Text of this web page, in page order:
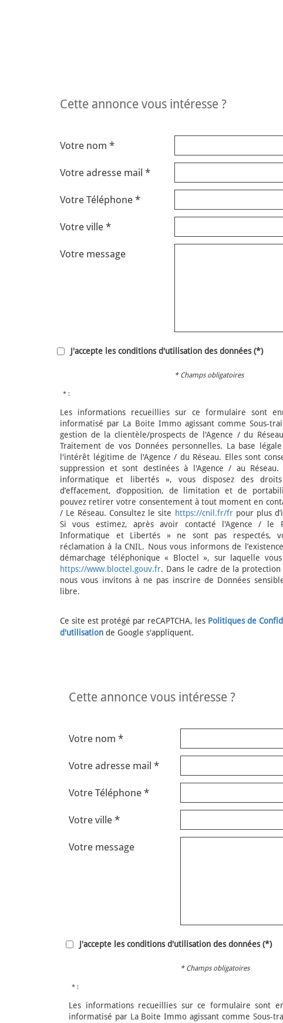
cette annonce vous intéresse ?
Votre nom *
Votre adresse mail *
Votre Téléphone *
Votre ville *
Votre message
J'accepte les conditions d'utilisation des données (*)
* Champs obligatoires
* :
Les informations recueillies sur ce formulaire sont
informatisé par La Boite Immo agissant comme Sous-
gestion de la clientèle/prospects de l'Agence / du
Traitement de vos Données personnelles. La base
l'intérêt légitime de l'Agence / du Réseau. Elles sont
suppression et sont destinées à l'Agence / au
informatique et libertés », vous disposez des droits
d’effacement, d’opposition, de limitation et de
pouvez retirer votre consentement à tout moment en
/ Le Réseau. Consultez le site https://cnil.fr/frpour plus
Si vous estimez, après avoir contacté l'Agence / le
Informatique et Libertés » ne sont pas respectés,
réclamation à la CNIL. Nous vous informons de
démarchage téléphonique « Bloctel », sur laquelle
https://www.bloctel.gouv.fr. Dans le cadre de la
nous vous invitons à ne pas inscrire de Données
libre.
Ce site est protégé par reCAPTCHA, les Politiques de
d'utilisation de Google s'appliquent.
cette annonce vous intéresse ?
Votre nom *
Votre adresse mail *
Votre Téléphone *
Votre ville *
Votre message
J'accepte les conditions d'utilisation des données (*)
* Champs obligatoires
* :
Les informations recueillies sur ce formulaire sont
informatisé par La Boite Immo agissant comme Sous-